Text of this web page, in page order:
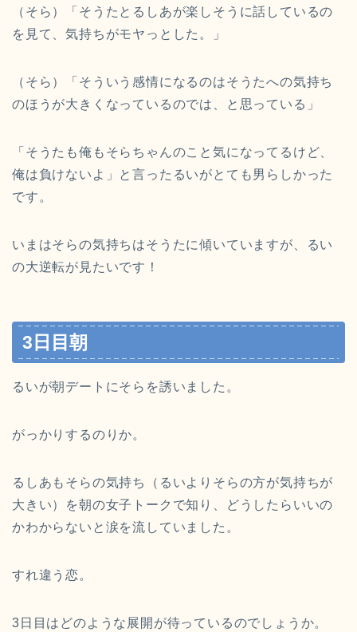
（そら）「そうたとるしあが楽しそうに話しているの
を見て、気持ちがモヤっとした。」
（そら）「そういう感情になるのはそうたへの気持ち
のほうが大きくなっているのでは、と思っている」
「そうたも俺もそらちゃんのこと気になってるけど、
俺は負けないよ」と言ったるいがとても男らしかった
です。
いまはそらの気持ちはそうたに傾いていますが、るい
の大逆転が見たいです！
3日目朝
るいが朝デートにそらを誘いました。
がっかりするのりか。
るしあもそらの気持ち（るいよりそらの方が気持ちが
大きい）を朝の女子トークで知り、どうしたらいいの
かわからないと涙を流していました。
すれ違う恋。
3日目はどのような展開が待っているのでしょうか。